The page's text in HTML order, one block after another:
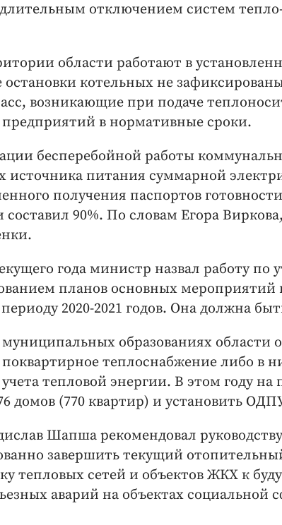
отключением систем
области работают в
котельных не
возникающие при подаче
в нормативные сроки.
бесперебойной работы
источника питания суммарной
получения паспортов
90%. По словам Егора
года министр назвал работу
планов основных мероприятий
2020-2021 годов. Она должна
образованиях области
теплоснабжение либо в
тепловой энергии. В этом году на
домов (770 квартир) и установить
Шапша рекомендовал
завершить текущий
тепловых сетей и объектов ЖКХ к
аварий на объектах